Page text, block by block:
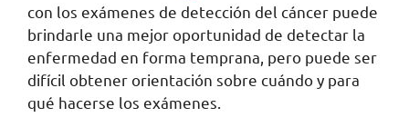
con los exámenes de detección del cáncer puede
brindarle una mejor oportunidad de detectar la
enfermedad en forma temprana, pero puede ser
difícil obtener orientación sobre cuándo y para
qué hacerse los exámenes.